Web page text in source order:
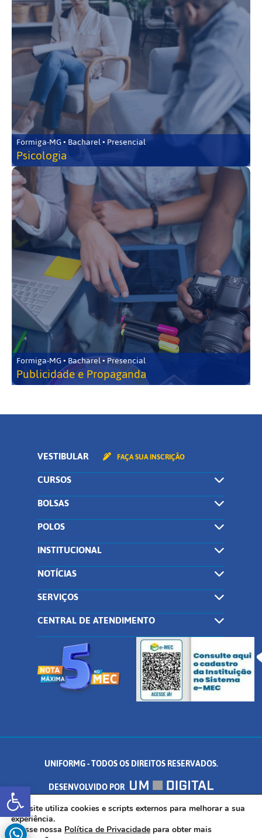
Abrir a barra de ferramentas
Formiga-MG • Bacharel • Presencial
Psicologia
Formiga-MG • Bacharel • Presencial
Publicidade e Propaganda
VESTIBULAR FAÇA SUA INSCRIÇÃO
CURSOS
BOLSAS
POLOS
INSTITUCIONAL
NOTÍCIAS
SERVIÇOS
CENTRAL DE ATENDIMENTO
UNIFORMG - TODOS OS DIREITOS RESERVADOS.
DESENVOLVIDO POR
AV. DR. ARNALDO DE SENNA, 328 - PALMEIRAS, FORMIGA/MG - CEP:
35.574.530
Este site utiliza cookies e scripts externos para melhorar a sua
experiência.
Acesse nossa Política de Privacidade para obter mais